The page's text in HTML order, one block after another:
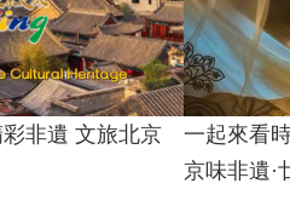
非遺 文旅北京
一起來看
京味非遺·